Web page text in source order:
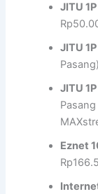
JITU
JITU
Pasang)
JITU
Eznet